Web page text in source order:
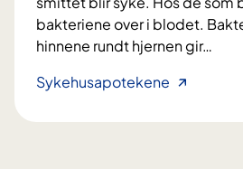
bakteriene over i blodet.
hinnene rundt hjernen gir…
Sykehusapotekene
i